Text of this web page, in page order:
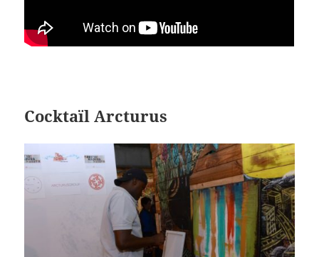
Cocktaïl Arcturus